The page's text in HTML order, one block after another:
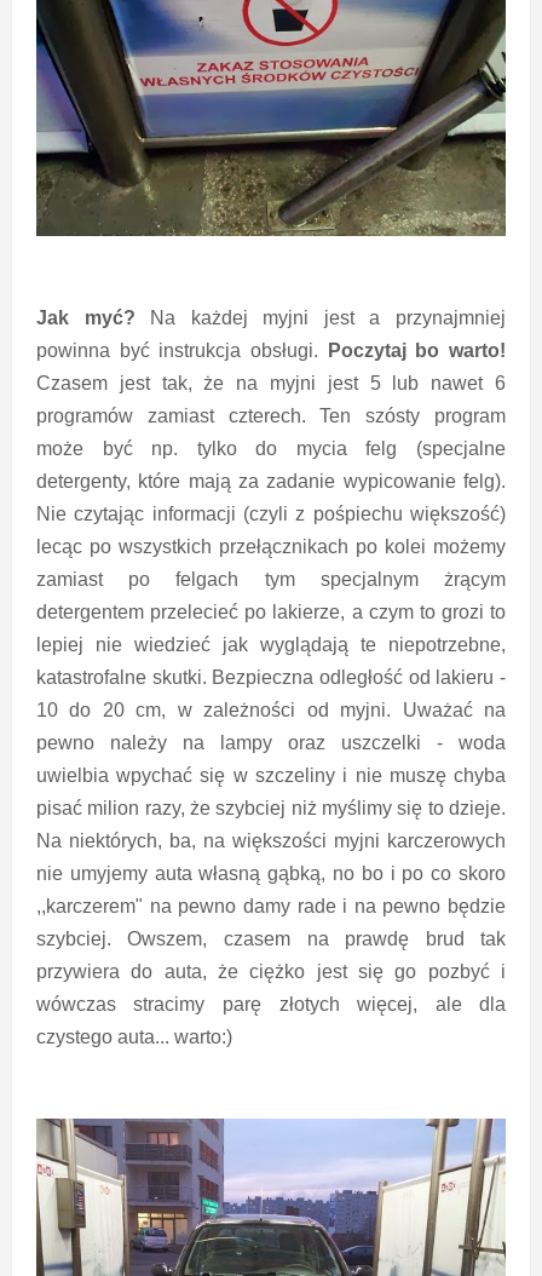
Jak myć?
Na każdej myjni jest a przynajmniej
powinna być instrukcja obsługi.
Poczytaj bo warto!
Czasem jest tak, że na myjni jest 5 lub nawet 6
programów zamiast czterech. Ten szósty program
może być np. tylko do mycia felg (specjalne
detergenty, które mają za zadanie wypicowanie felg).
Nie czytając informacji (czyli z pośpiechu większość)
lecąc po wszystkich przełącznikach po kolei możemy
zamiast po felgach tym specjalnym żrącym
detergentem przelecieć po lakierze, a czym to grozi to
lepiej nie wiedzieć jak wyglądają te niepotrzebne,
katastrofalne skutki. Bezpieczna odległość od lakieru -
10 do 20 cm, w zależności od myjni. Uważać na
pewno należy na lampy oraz uszczelki - woda
uwielbia wpychać się w szczeliny i nie muszę chyba
pisać milion razy, że szybciej niż myślimy się to dzieje.
Na niektórych, ba, na większości myjni karczerowych
nie umyjemy auta własną gąbką, no bo i po co skoro
,,karczerem" na pewno damy rade i na pewno będzie
szybciej. Owszem, czasem na prawdę brud tak
przywiera do auta, że ciężko jest się go pozbyć i
wówczas stracimy parę złotych więcej, ale dla
czystego auta... warto:)